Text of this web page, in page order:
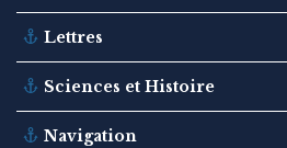
Lettres
Sciences et Histoire
Navigation